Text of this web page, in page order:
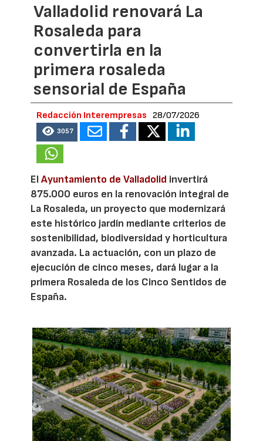
Valladolid renovará La
Rosaleda para
convertirla en la
primera rosaleda
sensorial de España
Redacción Interempresas 28/07/2026
3057
ElAyuntamiento de Valladolid invertirá
875.000 euros en la renovación integral de
La Rosaleda, un proyecto que modernizará
este histórico jardín mediante criterios de
sostenibilidad, biodiversidad y horticultura
avanzada. La actuación, con un plazo de
ejecución de cinco meses, dará lugar a la
primera Rosaleda de los Cinco Sentidos de
España.